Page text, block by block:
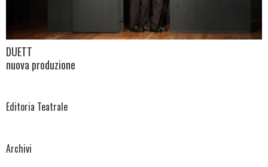
DUETT
nuova produzione
Editoria Teatrale
Archivi